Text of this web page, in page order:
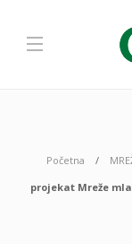
Početna
projekat Mreže